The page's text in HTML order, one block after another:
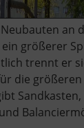
an
größerer
trennt er
die